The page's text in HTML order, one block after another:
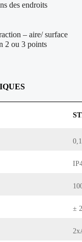
des endroits
– aire/ surface
2 ou 3 points
±